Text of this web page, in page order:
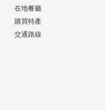
在地餐廳
購買特產
交通路線